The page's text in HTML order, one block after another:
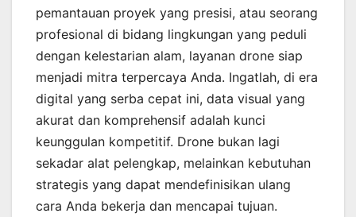
pemantauan proyek yang presisi, atau seorang
profesional di bidang lingkungan yang peduli
dengan kelestarian alam, layanan drone siap
menjadi mitra terpercaya Anda. Ingatlah, di era
digital yang serba cepat ini, data visual yang
akurat dan komprehensif adalah kunci
keunggulan kompetitif. Drone bukan lagi
sekadar alat pelengkap, melainkan kebutuhan
strategis yang dapat mendefinisikan ulang
cara Anda bekerja dan mencapai tujuan.